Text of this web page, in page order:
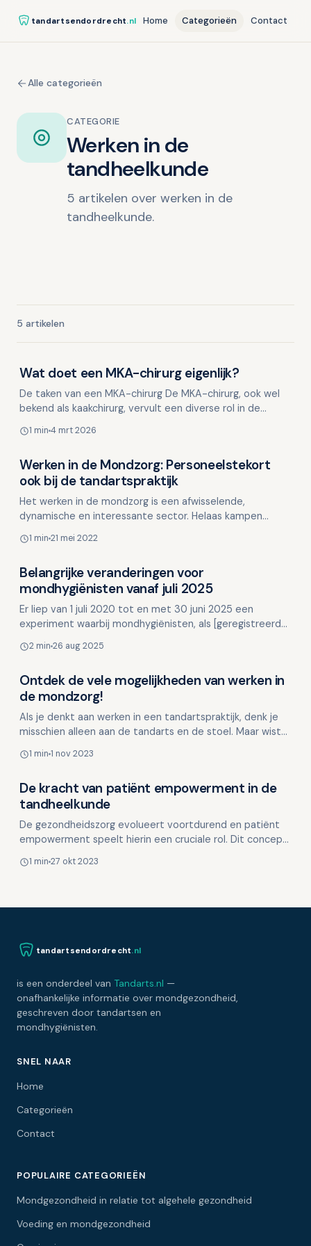
tandartsendordrecht.nl Home Categorieën Contact
Alle categorieën
CATEGORIE
Werken in de
tandheelkunde
5 artikelen over werken in de
tandheelkunde.
5 artikelen
Wat doet een MKA-chirurg eigenlijk?
De taken van een MKA-chirurg De MKA-chirurg, ook wel
bekend als kaakchirurg, vervult een diverse rol in de
1 min 4 mrt 2026
Werken in de tandheelkunde
Werken in de Mondzorg: Personeelstekort
ook bij de tandartspraktijk
Het werken in de mondzorg is een afwisselende,
dynamische en interessante sector. Helaas kampen
personeelstekort, met nam…
1 min 21 mei 2022
Werken in de tandheelkunde
Belangrijke veranderingen voor
mondhygiënisten vanaf juli 2025
Er liep van 1 juli 2020 tot en met 30 juni 2025 een
experiment waarbij mondhygiënisten, als [geregistreerd-
2 min 26 aug 2025
Werken in de tandheelkunde
Ontdek de vele mogelijkheden van werken in
de mondzorg!
Als je denkt aan werken in een tandartspraktijk, denk je
misschien alleen aan de tandarts en de stoel. Maar wist
1 min 1 nov 2023
Werken in de tandheelkunde
De kracht van patiënt empowerment in de
tandheelkunde
De gezondheidszorg evolueert voortdurend en patiënt
empowerment speelt hierin een cruciale rol. Dit concept
1 min 27 okt 2023
tandartsendordrecht.nl
is een onderdeel van Tandarts.nl —
onafhankelijke informatie over mondgezondheid,
geschreven door tandartsen en
mondhygiënisten.
SNEL NAAR
Home
Categorieën
Contact
POPULAIRE CATEGORIEËN
Mondgezondheid in relatie tot algehele gezondheid
Voeding en mondgezondheid